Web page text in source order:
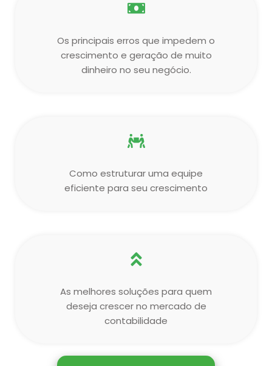
Os principais erros que impedem o
crescimento e geração de muito
dinheiro no seu negócio.
Como estruturar uma equipe
eficiente para seu crescimento
As melhores soluções para quem
deseja crescer no mercado de
contabilidade